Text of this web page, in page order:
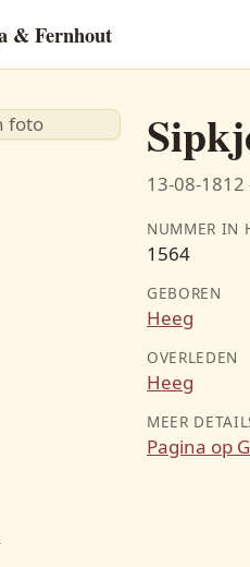
& Fernhout
foto
13-08-1812
NUMMER IN
1564
GEBOREN
Heeg
OVERLEDEN
Heeg
MEER
Pagina op
Jelles Hollander
-